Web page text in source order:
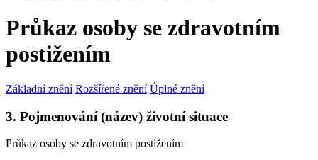
Průkaz osoby se zdravotním
postižením
Základní znění Rozšířené znění Úplné znění
3. Pojmenování (název) životní situace
Průkaz osoby se zdravotním postižením